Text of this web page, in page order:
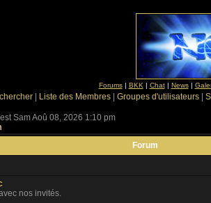
Forums| BKK | Chat| News|
Liste des Membres Groupes d'utilisateurs
Sam Aoû 08, 2026 1:10 pm
Forum
nos invités.